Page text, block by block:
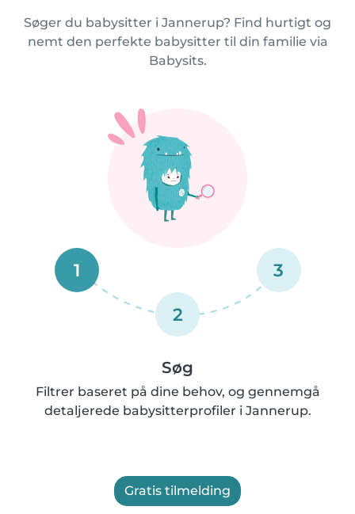
Søger du babysitter i Jannerup? Find hurtigt og
nemt den perfekte babysitter til din familie via
Babysits.
1
2
3
Søg
Filtrer baseret på dine behov, og gennemgå
detaljerede babysitterprofiler i Jannerup.
Gratis tilmelding